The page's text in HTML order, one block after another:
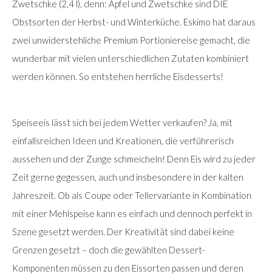
Zwetschke (2,4 l), denn: Apfel und Zwetschke sind DIE
Obstsorten der Herbst- und Winterküche. Eskimo hat daraus
zwei unwiderstehliche Premium Portioniereise gemacht, die
wunderbar mit vielen unterschiedlichen Zutaten kombiniert
werden können. So entstehen herrliche Eisdesserts!
Speiseeis lässt sich bei jedem Wetter verkaufen? Ja, mit
einfallsreichen Ideen und Kreationen, die verführerisch
aussehen und der Zunge schmeicheln! Denn Eis wird zu jeder
Zeit gerne gegessen, auch und insbesondere in der kalten
Jahreszeit. Ob als Coupe oder Tellervariante in Kombination
mit einer Mehlspeise kann es einfach und dennoch perfekt in
Szene gesetzt werden. Der Kreativität sind dabei keine
Grenzen gesetzt – doch die gewählten Dessert-
Komponenten müssen zu den Eissorten passen und deren